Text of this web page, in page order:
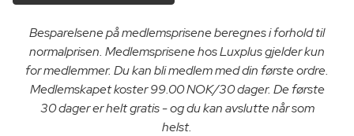
Besparelsene på medlemsprisene beregnes i forhold til
normalprisen. Medlemsprisene hos Luxplus gjelder kun
for medlemmer. Du kan bli medlem med din første ordre.
Medlemskapet koster 99.00 NOK/30 dager. De første
30 dager er helt gratis - og du kan avslutte når som
helst.